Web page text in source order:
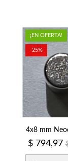
4x8 mm
Precio
$ 794,97
¡EN OFERTA!
-25%